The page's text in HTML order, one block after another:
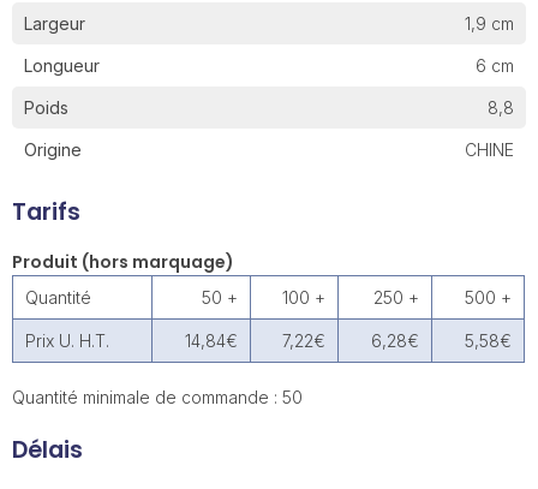
Largeur 1,9 cm
Longueur 6 cm
Poids 8,8
Origine CHINE
Tarifs
Produit (hors marquage)
Quantité 50 + 100 + 250 + 500 +
Prix U. H.T. 14,84€ 7,22€ 6,28€ 5,58€
Quantité minimale de commande : 50
Délais